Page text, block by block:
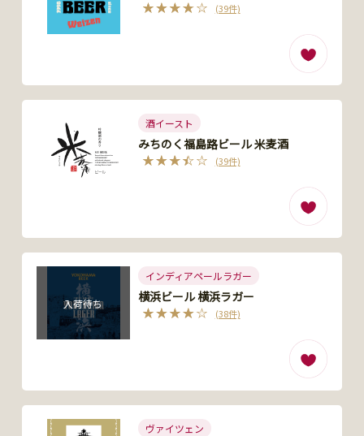
(39件)
酒イースト
みちのく福島路ビール 米麦酒
(39件)
入荷待ち
インディアペールラガー
横浜ビール 横浜ラガー
(38件)
ヴァイツェン